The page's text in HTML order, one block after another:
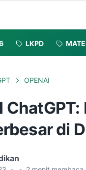
LKPD
OPENAI
ChatGPT:
di